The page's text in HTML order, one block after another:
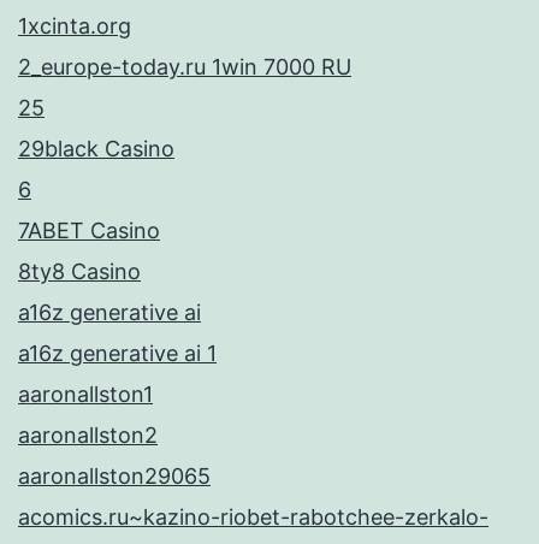
1xcinta.org
2_europe-today.ru 1win 7000 RU
25
29black Casino
6
7ABET Casino
8ty8 Casino
a16z generative ai
a16z generative ai 1
aaronallston1
aaronallston2
aaronallston29065
acomics.ru~kazino-riobet-rabotchee-zerkalo-